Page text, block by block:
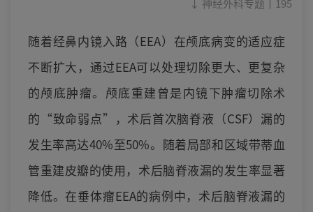
↓ 神经外科专题丨195
随着经鼻内镜入路（EEA）在颅底病变的适应症
不断扩大，通过EEA可以处理切除更大、更复杂
的颅底肿瘤。颅底重建曾是内镜下肿瘤切除术
的“致命弱点”，术后首次脑脊液（CSF）漏的
发生率高达40%至50%。随着局部和区域带蒂血
管重建皮瓣的使用，术后脑脊液漏的发生率显著
降低。在垂体瘤EEA的病例中，术后脑脊液漏的